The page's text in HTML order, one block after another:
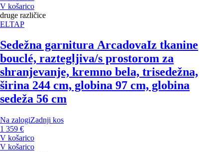
V košarico
druge različice
ELTAP
Sedežna garnitura ArcadovaIz tkanine
bouclé, raztegljiva/s prostorom za
shranjevanje, kremno bela, trisedežna,
širina 244 cm, globina 97 cm, globina
sedeža 56 cm
Na zalogiZadnji kos
1 359 €
V košarico
V košarico